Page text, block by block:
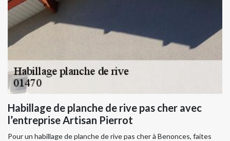
Habillage de planche de rive pas cher avec
l’entreprise Artisan Pierrot
Pour un habillage de planche de rive pas cher à Benonces, faites